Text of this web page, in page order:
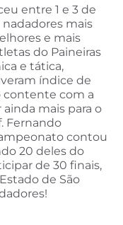
entre 1 e 3 de
mais
e mais
do Paineiras
e tática,
índice de
contente com a
mais para o
Fernando
contou
20 deles do
de 30 finais,
de São